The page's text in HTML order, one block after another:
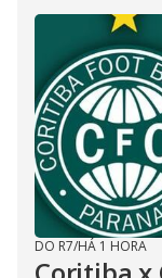
DO R7/HÁ 1 HORA